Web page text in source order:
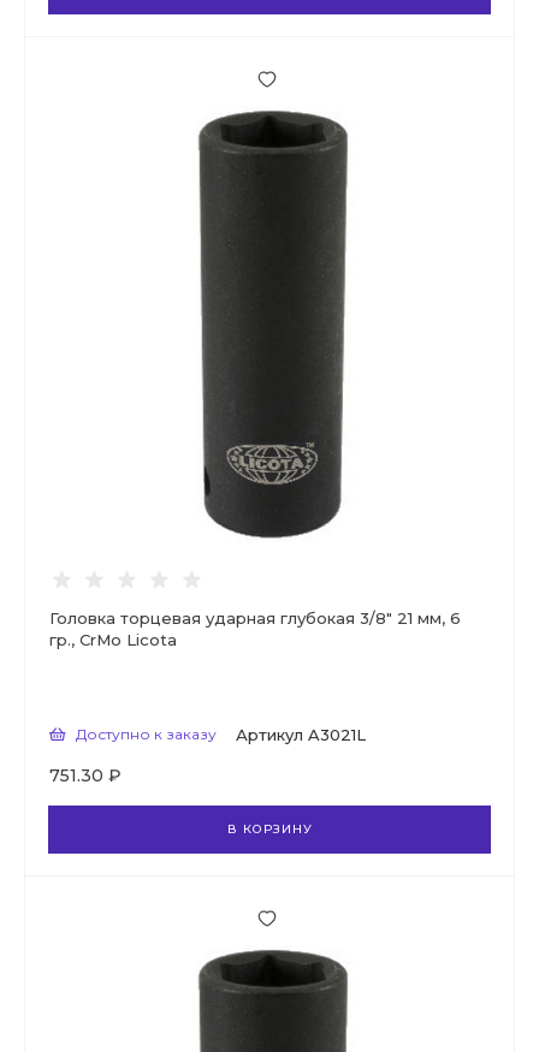
Головка торцевая ударная глубокая 3/8" 21 мм, 6
гр., CrMo Licota
Доступно к заказу Артикул A3021L
751.30 ₽
В КОРЗИНУ